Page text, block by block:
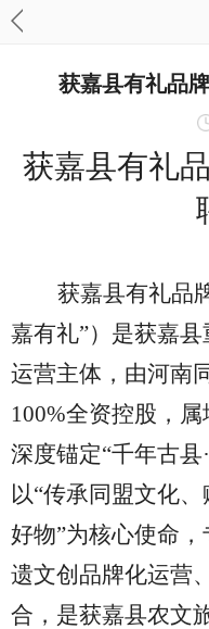
获嘉县有礼品
获嘉县有礼
获嘉县有礼品
嘉有礼”）是获嘉
运营主体，由河南
100%全资控股，
深度锚定“千年古县
以“传承同盟文化
好物”为核心使命
遗文创品牌化运营
合，是获嘉县农文